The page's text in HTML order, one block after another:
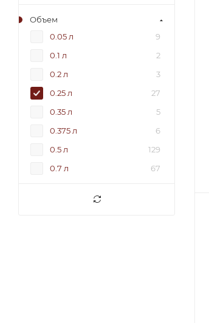
Объем
0.05 л
9
0.1 л
2
0.2 л
3
0.25 л
27
0.35 л
5
0.375 л
6
0.5 л
129
0.7 л
67